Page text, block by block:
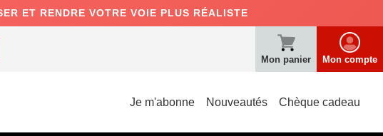
ET RENDRE VOTRE VOIE PLUS RÉALISTE
Mon panier Mon compte
Je m'abonne Nouveautés Chèque cadeau